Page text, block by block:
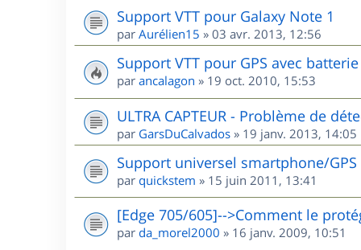
Support VTT pour Galaxy Note 1
par Aurélien15 » 03 avr. 2013, 12:56
Support VTT pour GPS avec batterie
par ancalagon » 19 oct. 2010, 15:53
ULTRA CAPTEUR - Problème de
par GarsDuCalvados » 19 janv. 2013, 14:05
Support universel smartphone/GPS
par quickstem » 15 juin 2011, 13:41
[Edge 705/605]-->Comment le
par da_morel2000 » 16 janv. 2009, 10:51